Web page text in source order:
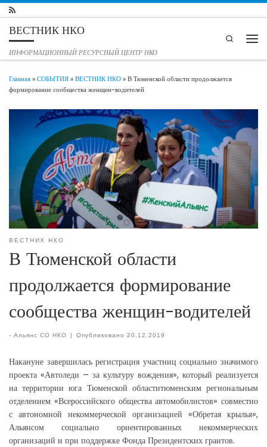
Перейти к содержимому
ВЕСТНИК НКО
ИНФОРМАЦИОННЫЙ РЕСУРСНЫЙ ЦЕНТР НКО
Search
Главная»СОБЫТИЯ»ВЕСТНИК НКО»В Тюменской области продолжается
формирование сообщества женщин-водителей
ВЕСТНИК НКО
В Тюменской области
продолжается формирование
сообщества женщин-водителей
- Альянс СО НКО | Опубликовано20.12.2019
Накануне завершилась регистрация участниц социально значимого
проекта «Автоледи – за культуру вождения», который реализуется
на территории юга Тюменской областитюменским региональным
отделением «Всероссийского общества автомобилистов» совместно
с автономной некоммерческой организацией «Обретая крылья»,
Альянсом социально ориентированных некоммерческих
организаций и при поддержке Фонда Президентских грантов.